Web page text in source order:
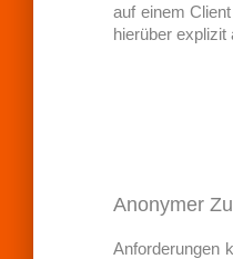
auf einem
hierüber explizit
Anonymer
Anforderungen